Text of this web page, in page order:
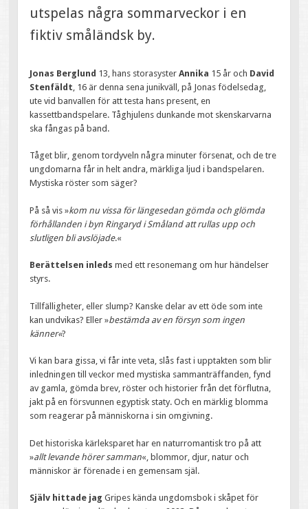
utspelas några sommarveckor i en
fiktiv småländsk by.
Jonas Berglund 13, hans storasysterAnnika 15 år och David
Stenfäldt , 16 är denna sena junikväll, på Jonas födelsedag,
ute vid banvallen för att testa hans present, en
kassettbandspelare. Tåghjulens dunkande mot skenskarvarna
ska fångas på band.
Tåget blir, genom tordyveln några minuter försenat, och de tre
ungdomarna får in helt andra, märkliga ljud i bandspelaren.
Mystiska röster som säger?
På så vis »kom nu vissa för längesedan gömda och glömda
förhållanden i byn Ringaryd i Småland att rullas upp och
slutligen bli avslöjade.«
Berättelsen inleds med ett resonemang om hur händelser
styrs.
Tillfälligheter, eller slump? Kanske delar av ett öde som inte
kan undvikas? Eller »bestämda av en försyn som ingen
känner«?
Vi kan bara gissa, vi får inte veta, slås fast i upptakten som blir
inledningen till veckor med mystiska sammanträffanden, fynd
av gamla, gömda brev, röster och historier från det förflutna,
jakt på en försvunnen egyptisk staty. Och en märklig blomma
som reagerar på människorna i sin omgivning.
Det historiska kärleksparet har en naturromantisk tro på att
»allt levande hörer samman«, blommor, djur, natur och
människor är förenade i en gemensam själ.
Själv hittade jagGripes kända ungdomsbok i skåpet för